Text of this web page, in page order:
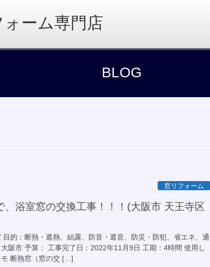
ーム専門店
BLOG
窓リフォーム
、浴室窓の交換工事！！！(大阪市 天王寺区
的：断熱・遮熱、結露、防音・遮音、防災・防犯、省エネ、通
阪市 予算： 工事完了日：2022年11月9日 工期：4時間 使用し
断熱窓（窓の交 […]